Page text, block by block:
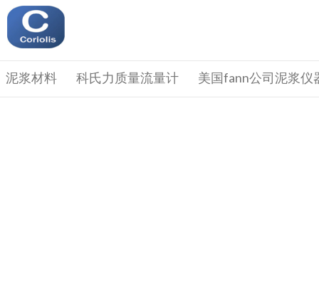
泥浆材料 科氏力质量流量计 美国fann公司泥浆仪